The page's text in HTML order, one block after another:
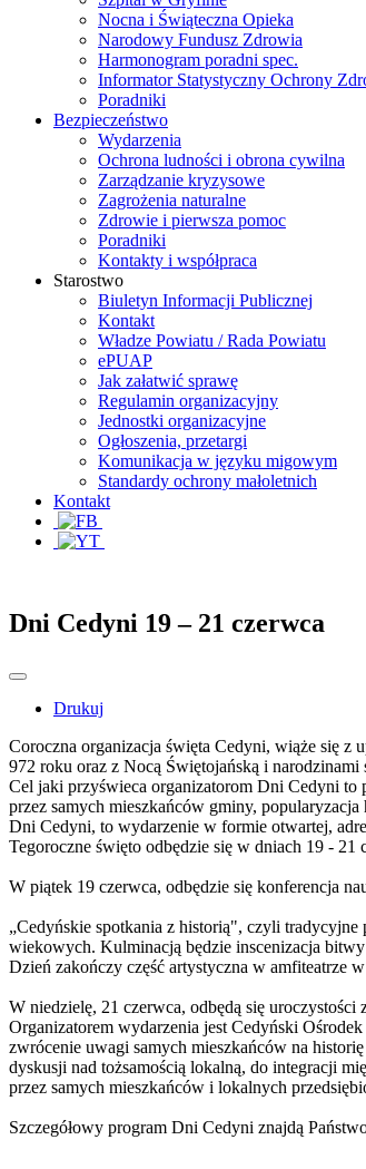
Nocna i Świąteczna Opieka
Narodowy Fundusz Zdrowia
Harmonogram poradni spec.
Informator Statystyczny Ochrony
Poradniki
Bezpieczeństwo
Wydarzenia
Ochrona ludności i obrona cywilna
Zarządzanie kryzysowe
Zagrożenia naturalne
Zdrowie i pierwsza pomoc
Poradniki
Kontakty i współpraca
Starostwo
Biuletyn Informacji Publicznej
Kontakt
Władze Powiatu / Rada Powiatu
ePUAP
Jak załatwić sprawę
Regulamin organizacyjny
Jednostki organizacyjne
Ogłoszenia, przetargi
Komunikacja w języku migowym
Standardy ochrony małoletnich
Kontakt
Dni Cedyni 19 – 21 czerwca
Drukuj
Coroczna organizacja święta Cedyni, wiąże się z
972 roku oraz z Nocą Świętojańską i narodzinami
Cel jaki przyświeca organizatorom Dni Cedyni to
przez samych mieszkańców gminy,
Dni Cedyni, to wydarzenie w formie otwartej,
Tegoroczne święto odbędzie się w dniach 19 - 21
W piątek 19 czerwca, odbędzie się konferencja
„Cedyńskie spotkania z historią", czyli
wiekowych. Kulminacją będzie inscenizacja
Dzień zakończy część artystyczna w amfiteatrze
W niedzielę, 21 czerwca, odbędą się
Organizatorem wydarzenia jest Cedyński
zwrócenie uwagi samych mieszkańców na
dyskusji nad tożsamością lokalną, do integracji
przez samych mieszkańców i lokalnych
Szczegółowy program Dni Cedyni znajdą